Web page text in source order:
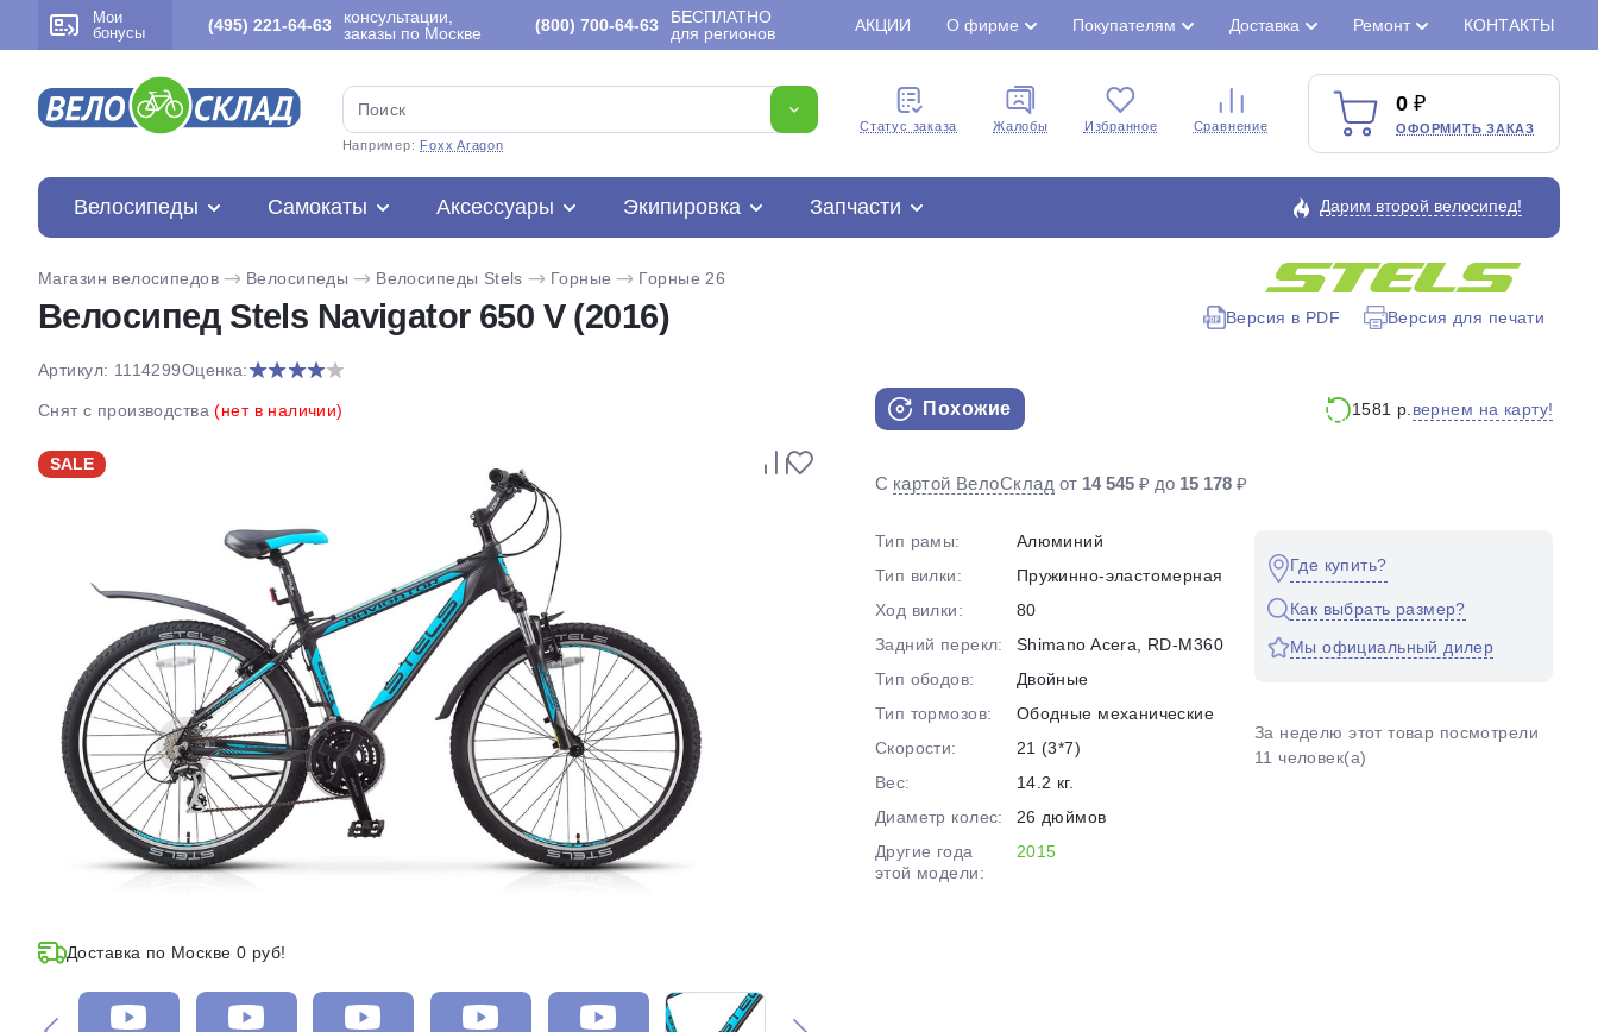
Мои
бонусы
(495) 221-64-63
консультации,
заказы по Москве
(800) 700-64-63
БЕСПЛАТНО
для регионов
АКЦИИ О фирме Покупателям Доставка Ремонт КОНТАКТЫ
Например: Foxx Aragon
Cтатус заказа Жалобы Избранное Сравнение
0
ОФОРМИТЬ ЗАКАЗ
Велосипеды Самокаты Аксессуары Экипировка Запчасти Дарим второй велосипед!
Магазин велосипедов Велосипеды Велосипеды Stels Горные Горные 26
Велосипед Stels Navigator 650 V (2016) Версия в PDF Версия для печати
Артикул: 1114299Оценка:
Снят с производства(нет в наличии)
SALE
Доставка по Москве 0 руб!
Похожие 1581 р. вернем на карту!
С картой ВелоСклад от 14 545 ₽ до 15 178 ₽
Тип рамы:
Алюминий
Тип вилки:
Пружинно-эластомерная
Ход вилки:
80
Задний перекл:
Shimano Acera, RD-M360
Тип ободов:
Двойные
Тип тормозов:
Ободные механические
Скорости:
21 (3*7)
Вес:
14.2 кг.
Диаметр колес:
26 дюймов
Другие года
этой модели:
2015
Где купить?
Как выбрать размер?
Мы официальный дилер
За неделю этот товар посмотрели
11 человек(а)
Разбейте
на части
без переплат
График платежей
Сегодня
25%
Оплачивайте сегодня только
25 % картой любого банка